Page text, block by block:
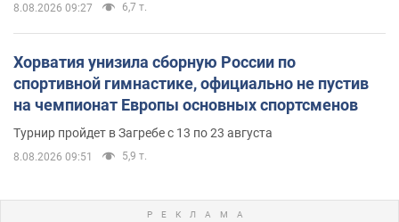
8.08.2026 09:27 6,7 т.
Хорватия унизила сборную России по
спортивной гимнастике, официально не пустив
на чемпионат Европы основных спортсменов
Турнир пройдет в Загребе с 13 по 23 августа
8.08.2026 09:51 5,9 т.